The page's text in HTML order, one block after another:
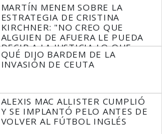
MARTÍN MENEM SOBRE LA
ESTRATEGIA DE CRISTINA
KIRCHNER: "NO CREO QUE
ALGUIEN DE AFUERA LE PUEDA
DECIR A LA JUSTICIA LO QUE
TIENE QUE HACER"
QUÉ DIJO BARDEM DE LA
INVASIÓN DE CEUTA
ALEXIS MAC ALLISTER CUMPLIÓ
Y SE IMPLANTÓ PELO ANTES DE
VOLVER AL FÚTBOL INGLÉS